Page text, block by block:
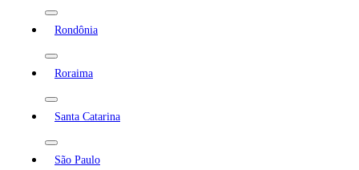
Rondônia
Roraima
Santa Catarina
São Paulo